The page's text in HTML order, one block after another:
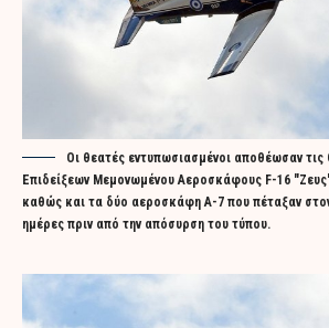
Οι θεατές εντυπωσιασμένοι αποθέωσαν
Επιδείξεων Μεμονωμένου Αεροσκάφους F-16
καθώς και τα δύο αεροσκάφη A-7 που πέταξαν
ημέρες πριν από την απόσυρση του τύπου.